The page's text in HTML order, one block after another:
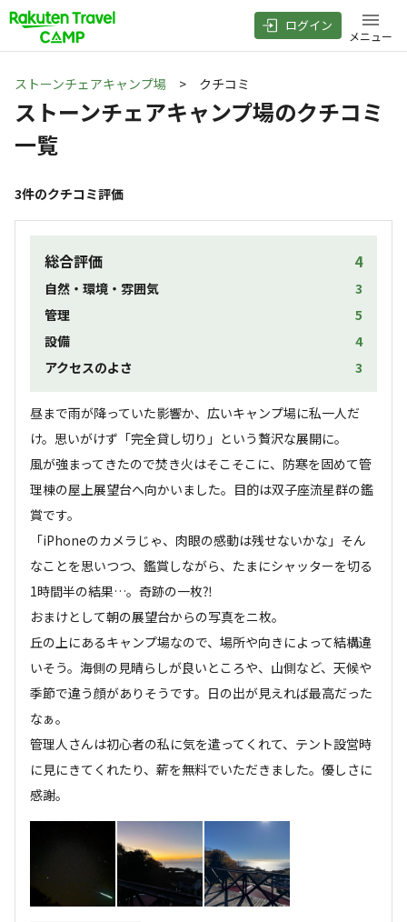
ログイン
メニュー
ストーンチェアキャンプ場 > クチコミ
ストーンチェアキャンプ場のクチコミ
一覧
3件のクチコミ評価
総合評価 4
自然・環境・雰囲気
3
管理
5
設備
4
アクセスのよさ
3
昼まで雨が降っていた影響か、広いキャンプ場に私一人だ
け。思いがけず「完全貸し切り」という贅沢な展開に。
風が強まってきたので焚き火はそこそこに、防寒を固めて管
理棟の屋上展望台へ向かいました。目的は双子座流星群の鑑
賞です。
「iPhoneのカメラじゃ、肉眼の感動は残せないかな」そん
なことを思いつつ、鑑賞しながら、たまにシャッターを切る
1時間半の結果…。奇跡の一枚⁈
おまけとして朝の展望台からの写真をニ枚。
丘の上にあるキャンプ場なので、場所や向きによって結構違
いそう。海側の見晴らしが良いところや、山側など、天候や
季節で違う顔がありそうです。日の出が見えれば最高だった
なぁ。
管理人さんは初心者の私に気を遣ってくれて、テント設営時
に見にきてくれたり、薪を無料でいただきました。優しさに
感謝。